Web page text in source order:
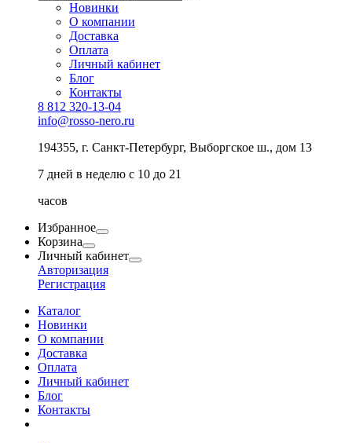
Новинки
О компании
Доставка
Оплата
Личный кабинет
Блог
Контакты
8 812 320-13-04
info@rosso-nero.ru
194355, г. Санкт-Петербург, Выборгское ш., дом 13
7 дней в неделю с 10 до 21
часов
Избранное
Корзина
Личный кабинет
Авторизация
Регистрация
Каталог
Новинки
О компании
Доставка
Оплата
Личный кабинет
Блог
Контакты